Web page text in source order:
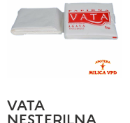
VATA